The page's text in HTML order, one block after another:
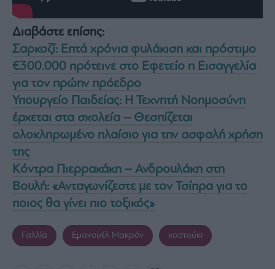
Διαβάστε επίσης:
Σαρκοζί: Επτά χρόνια φυλάκιση και πρόστιμο
€300.000 πρότεινε στο Εφετείο η Εισαγγελία
για τον πρώην πρόεδρο
Υπουργείο Παιδείας: Η Τεχνητή Νοημοσύνη
έρχεται στα σχολεία – Θεσπίζεται
ολοκληρωμένο πλαίσιο για την ασφαλή χρήση
της
Κόντρα Πιερρακάκη – Ανδρουλάκη στη
Βουλή: «Ανταγωνίζεστε με τον Τσίπρα για το
ποιος θα γίνει πιο τοξικός»
Γαλλία Εμανουέλ Μακρόν χαστούκι